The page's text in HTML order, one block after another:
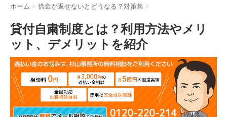
着手金無料で選ぶ
24時間年中無休で選ぶ
匿名借金相談
ホーム > 借金が返せないとどうなる？対策集 >
貸付自粛制度とは？利用方法やメリ
ット、デメリットを紹介